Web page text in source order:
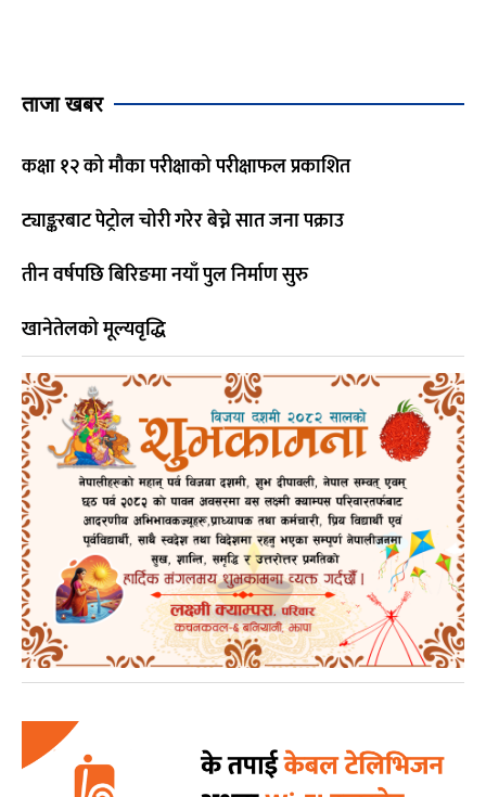
ताजा खबर
कक्षा १२ को मौका परीक्षाको परीक्षाफल प्रकाशित
ट्याङ्करबाट पेट्रोल चोरी गरेर बेच्ने सात जना पक्राउ
तीन वर्षपछि बिरिङमा नयाँ पुल निर्माण सुरु
खानेतेलको मूल्यवृद्धि